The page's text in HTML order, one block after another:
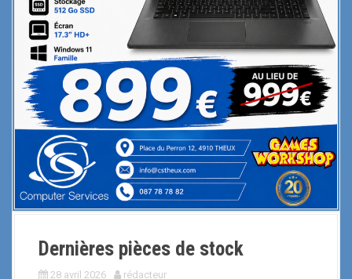
Dernières pièces de stock
28 avril 2026 rédacteur